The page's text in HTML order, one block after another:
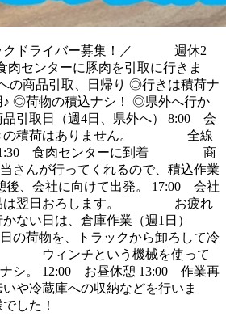
クドライバー募集！／ 週休2
肉センターに豚肉を引取に行きま
の商品引取、日帰り ◎行きは積荷ナ
◎荷物の積込ナシ！ ◎県外へ行か
引取日（週4日、県外へ） 8:00 会
荷はありません。 全線
11:30 食肉センターに到着 商
さんが行ってくれるので、積込作業
、会社に向けて出発。 17:00 会社
翌日おろします。 お疲れ
ない日は、倉庫作業（週1日）
を、トラックから卸ろして冷
ウィンチという機械を使って
シ。 12:00 お昼休憩 13:00 作業再
蔵庫への収納などを行いま
した！